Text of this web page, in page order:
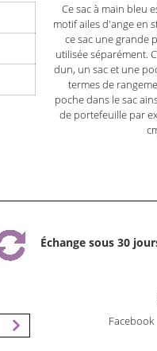
Ce sac à main bleu
motif ailes d'ange en
ce sac une grande
utilisée séparément.
dun, un sac et une
termes de
poche dans le sac
de portefeuille par
Échange sous 30
Facebook